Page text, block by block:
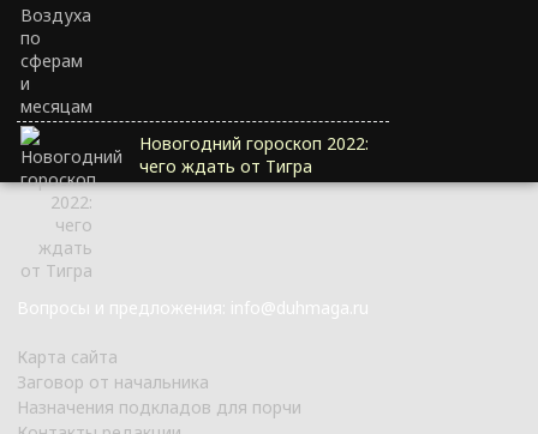
Новогодний гороскоп 2022:
чего ждать от Тигра
Вопросы и предложения: info@duhmaga.ru
Карта сайта
Заговор от начальника
Назначения подкладов для порчи